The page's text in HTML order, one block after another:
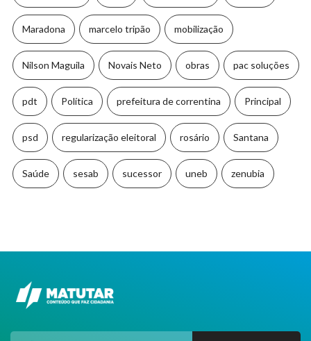
Maradona marcelo tripão mobilização
Nilson Maguila Novais Neto obras pac soluções
pdt Política prefeitura de correntina Principal
psd regularização eleitoral rosário Santana
Saúde sesab sucessor uneb zenubia